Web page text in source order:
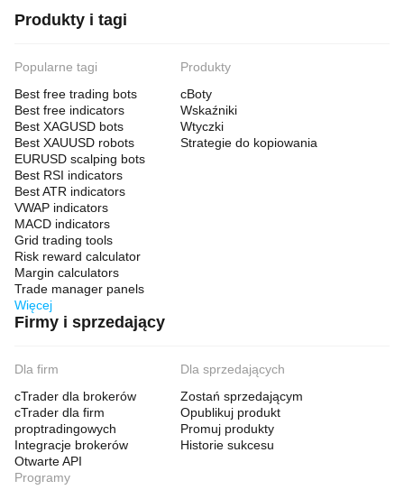
Produkty i tagi
Popularne tagi
Best free trading bots
Best free indicators
Best XAGUSD bots
Best XAUUSD robots
EURUSD scalping bots
Best RSI indicators
Best ATR indicators
VWAP indicators
MACD indicators
Grid trading tools
Risk reward calculator
Margin calculators
Trade manager panels
Więcej
Produkty
cBoty
Wskaźniki
Wtyczki
Strategie do kopiowania
Firmy i sprzedający
Dla firm
cTrader dla brokerów
cTrader dla firm
proptradingowych
Integracje brokerów
Otwarte API
Dla sprzedających
Zostań sprzedającym
Opublikuj produkt
Promuj produkty
Historie sukcesu
Programy